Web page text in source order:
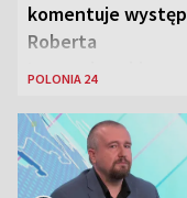
komentuje
Roberta
Lewandowskiego w
Zjednoczonych
POLONIA 24